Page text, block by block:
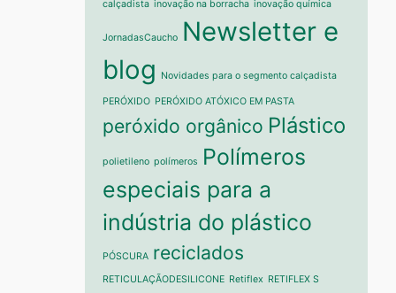
calçadista inovação na borracha inovação química
JornadasCaucho Newsletter e
blog
Novidades para o segmento calçadista
PERÓXIDO PERÓXIDO ATÓXICO EM PASTA
peróxido orgânico Plástico
polietileno polímeros
Polímeros
especiais para a
indústria do plástico
PÓSCURA reciclados
RETICULAÇÃODESILICONE Retiflex RETIFLEX S